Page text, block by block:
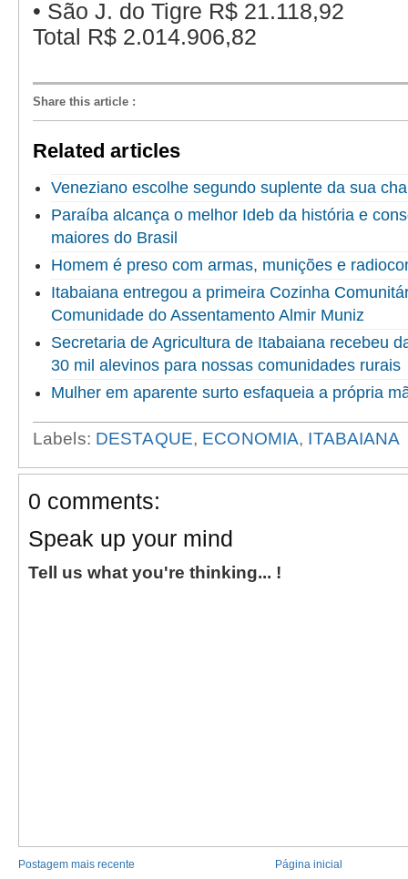
• São J. do Tigre R$ 21.118,92
Total R$ 2.014.906,82
Share this article :
Related articles
Veneziano escolhe segundo suplente da sua
Paraíba alcança o melhor Ideb da história e
maiores do Brasil
Homem é preso com armas, munições e
Itabaiana entregou a primeira Cozinha
Comunidade do Assentamento Almir Muniz
Secretaria de Agricultura de Itabaiana recebeu
30 mil alevinos para nossas comunidades rurais
Mulher em aparente surto esfaqueia a própria
Labels: DESTAQUE, ECONOMIA, ITABAIANA
0 comments:
Speak up your mind
Tell us what you're thinking... !
Postagem mais recente Página inicial